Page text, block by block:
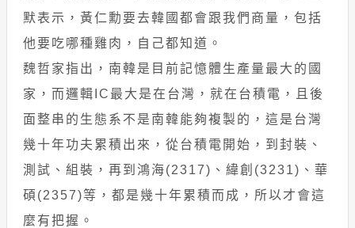
默表示，黃仁勳要去韓國都會跟我們商量，包括
他要吃哪種雞肉，自己都知道。
魏哲家指出，南韓是目前記憶體生產量最大的國
家，而邏輯IC最大是在台灣，就在台積電，且後
面整串的生態系不是南韓能夠複製的，這是台灣
幾十年功夫累積出來，從台積電開始，到封裝、
測試、組裝，再到鴻海(2317)、緯創(3231)、華
碩(2357)等，都是幾十年累積而成，所以才會這
麼有把握。